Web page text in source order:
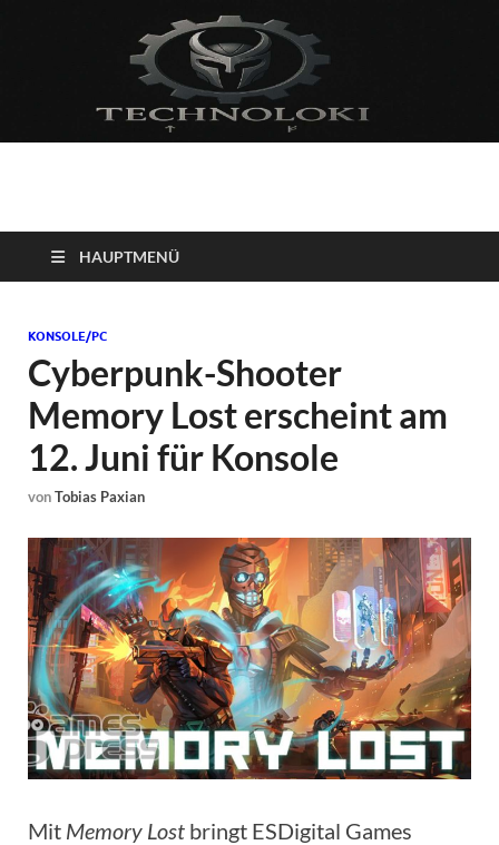
Technoloki: Gaming
und Entertainment
News
Blockbuster, Indie-Perlen und Retro-Klassiker.
HAUPTMENÜ
KONSOLE/PC
Cyberpunk-Shooter
Memory Lost erscheint am
12. Juni für Konsole
vonTobias Paxian
Mit Memory Lost bringt ESDigital Games